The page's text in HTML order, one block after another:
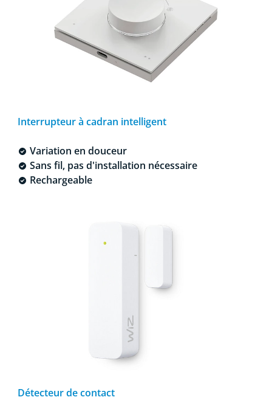
Interrupteur à cadran intelligent
Variation en douceur
Sans fil, pas d'installation nécessaire
Rechargeable
Détecteur de contact